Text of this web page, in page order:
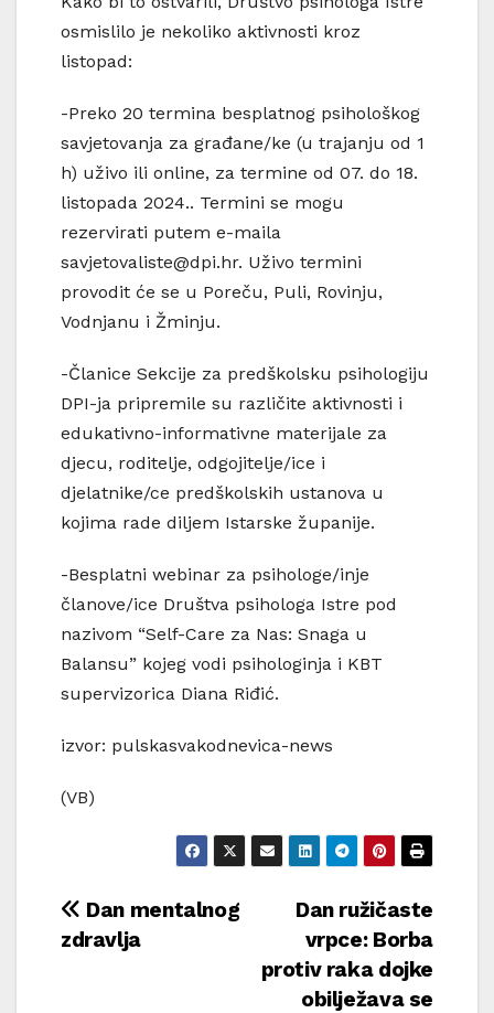
osmislilo je nekoliko aktivnosti kroz
listopad:
-Preko 20 termina besplatnog psihološkog
savjetovanja za građane/ke (u trajanju od 1
h) uživo ili online, za termine od 07. do 18.
listopada 2024.. Termini se mogu
rezervirati putem e-maila
savjetovaliste@dpi.hr. Uživo termini
provodit će se u Poreču, Puli, Rovinju,
Vodnjanu i Žminju.
-Članice Sekcije za predškolsku psihologiju
DPI-ja pripremile su različite aktivnosti i
edukativno-informativne materijale za
djecu, roditelje, odgojitelje/ice i
djelatnike/ce predškolskih ustanova u
kojima rade diljem Istarske županije.
-Besplatni webinar za psihologe/inje
članove/ice Društva psihologa Istre pod
nazivom “Self-Care za Nas: Snaga u
Balansu” kojeg vodi psihologinja i KBT
supervizorica Diana Riđić.
izvor: pulskasvakodnevica-news
(VB)
Navigacija
objava
Dan ružičaste
vrpce: Borba
protiv raka dojke
obilježava se
Dan mentalnog
zdravlja